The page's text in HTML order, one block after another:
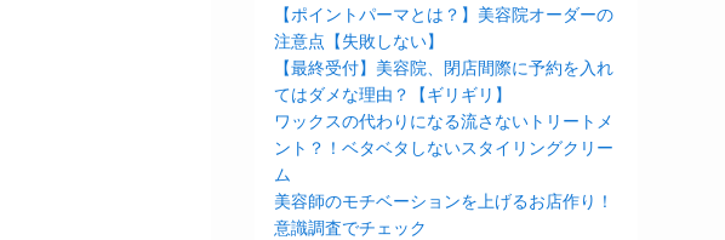
【ポイントパーマとは？】美容院オーダーの
注意点【失敗しない】
【最終受付】美容院、閉店間際に予約を入れ
てはダメな理由？【ギリギリ】
ワックスの代わりになる流さないトリートメ
ント？！ベタベタしないスタイリングクリー
ム
美容師のモチベーションを上げるお店作り！
意識調査でチェック